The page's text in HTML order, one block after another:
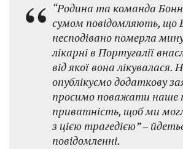
“Родина та команда
сумом повідомляють, що
несподівано померла
лікарні в Португалії
від якої вона
опублікуємо додаткову
просимо поважати наше
приватність, щоб ми
з цією трагедією” –
повідомленні.